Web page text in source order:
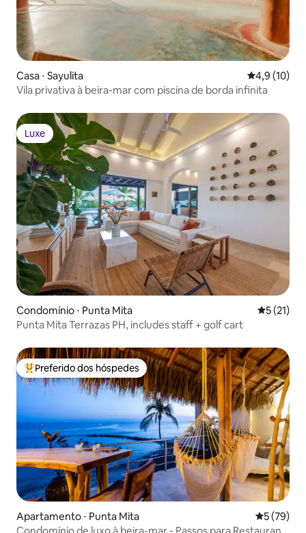
Casa ⋅ Sayulita 4,9 de uma
4,9 (10)
Vila privativa à beira-mar com piscina de borda infinita
Luxe
Luxe
Condomínio ⋅ Punta Mita 5 de uma
5 (21)
Punta Mita Terrazas PH, includes staff + golf cart
Entre os melhores preferidos dos hóspedes
Preferido dos hóspedes
Apartamento ⋅ Punta Mita 5 de uma
5 (79)